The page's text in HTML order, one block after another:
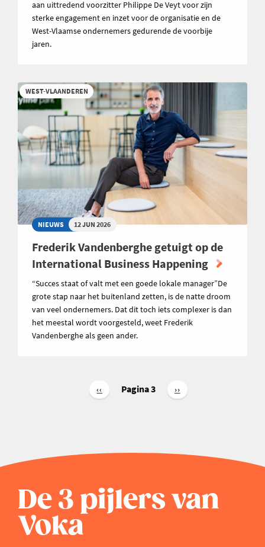
aan uittredend voorzitter Philippe De Veyt voor zijn
sterke engagement en inzet voor de organisatie en de
West-Vlaamse ondernemers gedurende de voorbije
jaren.
WEST-VLAANDEREN
NIEUWS 12 JUN 2026
Frederik Vandenberghe getuigt op de
International Business Happening
“Succes staat of valt met een goede lokale manager”De
grote stap naar het buitenland zetten, is de natte droom
van veel ondernemers. Dat dit toch iets complexer is dan
het meestal wordt voorgesteld, weet Frederik
Vandenberghe als geen ander.
Vorige
pagina
‹‹ Pagina 3
Volgende
pagina
››
De 3 pijlers van
Voka